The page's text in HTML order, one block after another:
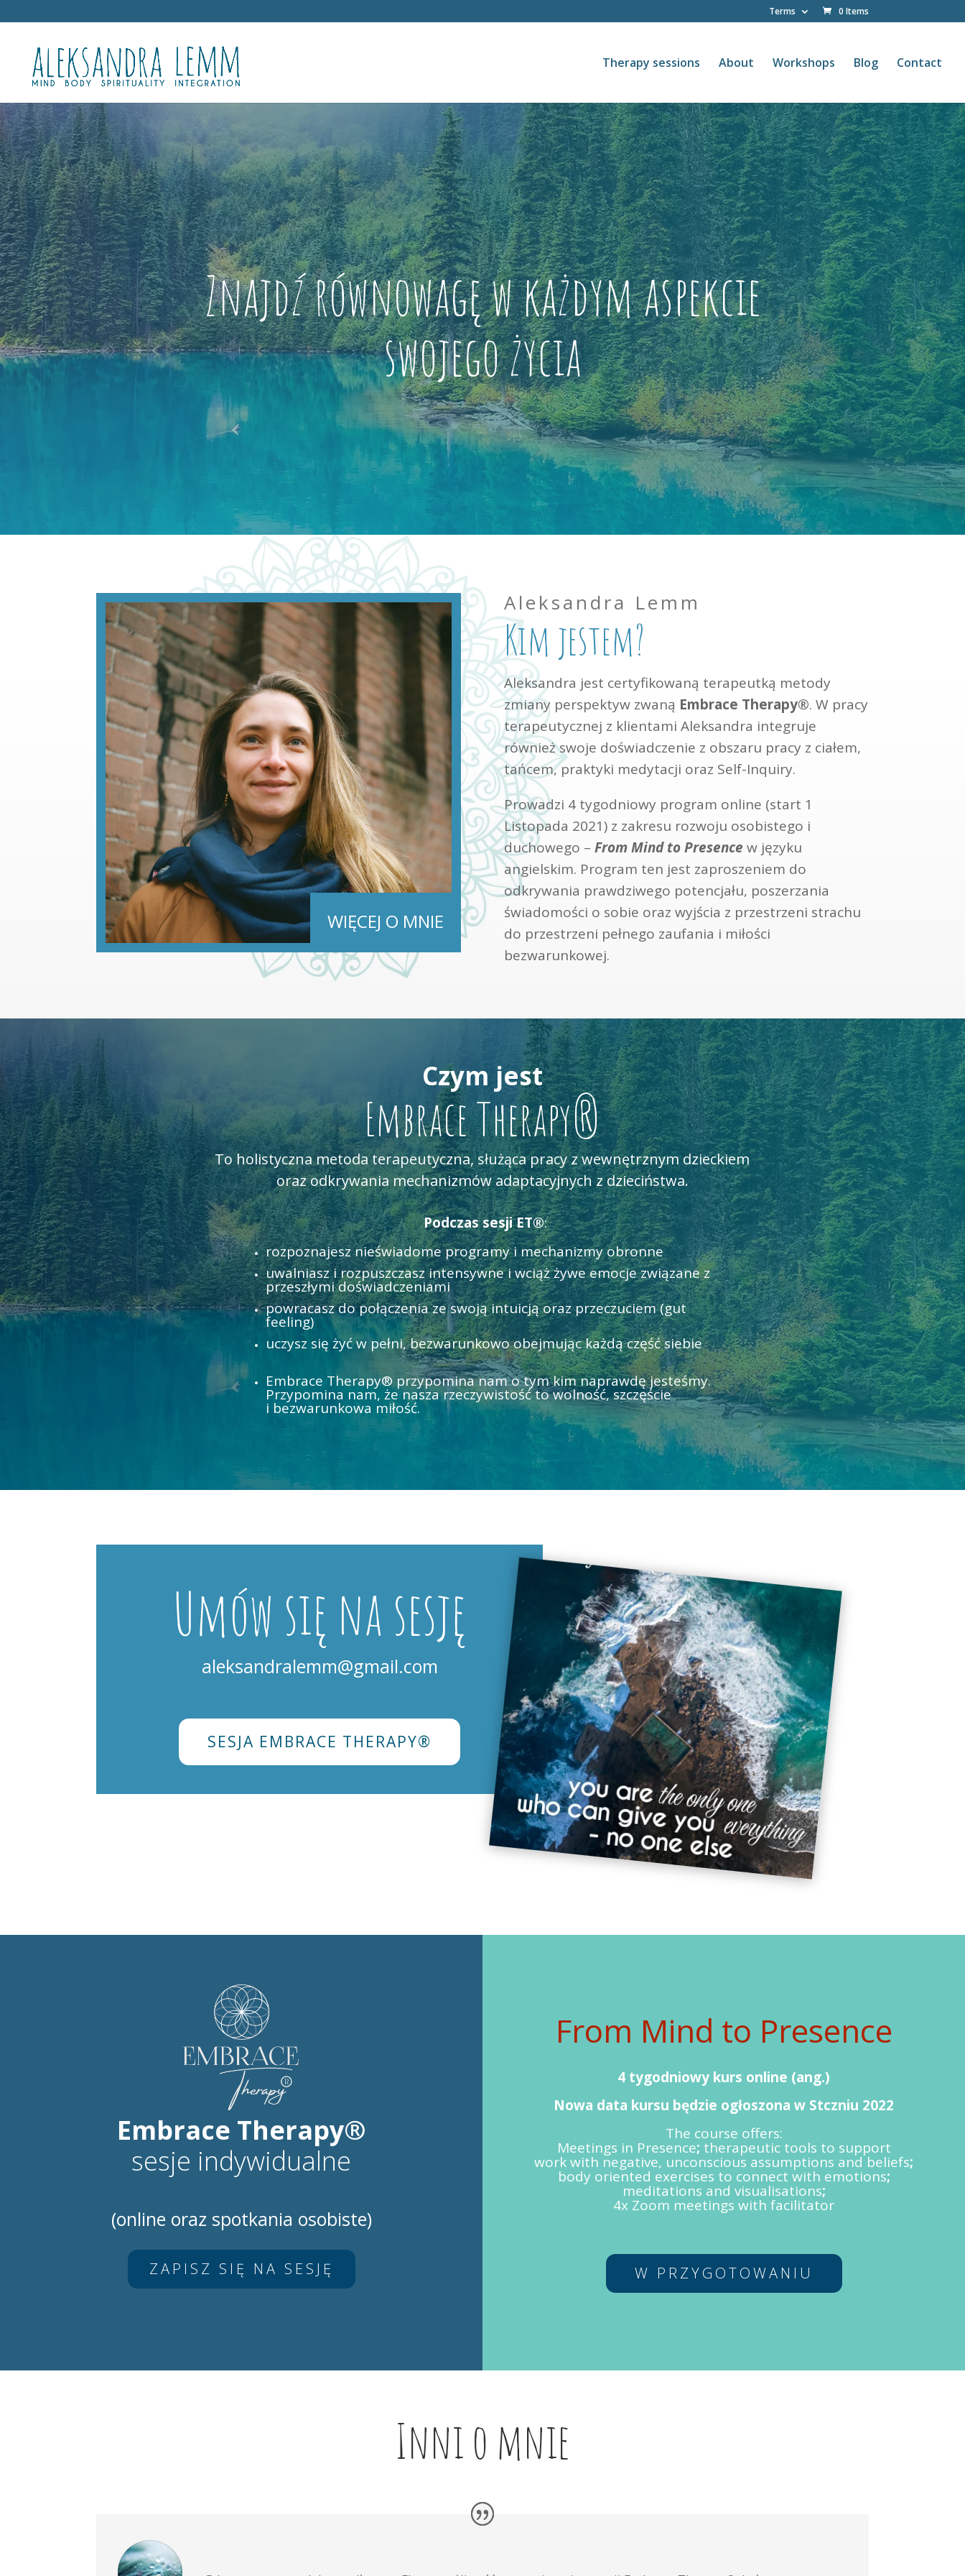
Terms 0 Items
Therapy sessions About Workshops Blog Contact
Znajdź równowagęw każdym aspekcie
swojego życia
WIĘCEJ O MNIE
Aleksandra Lemm
Kim jestem?
Aleksandra jest certyfikowaną terapeutką metody
zmiany perspektyw zwaną Embrace Therapy®. W pracy
terapeutycznej z klientami Aleksandra integruje
również swoje doświadczenie z obszaru pracy z ciałem,
tańcem, praktyki medytacji oraz Self-Inquiry.
Prowadzi 4 tygodniowy program online (start 1
Listopada 2021) z zakresu rozwoju osobistego i
duchowego – From Mind to Presence w języku
angielskim. Program ten jest zaproszeniem do
odkrywania prawdziwego potencjału, poszerzania
świadomości o sobie oraz wyjścia z przestrzeni strachu
do przestrzeni pełnego zaufania i miłości
bezwarunkowej.
Czym jest
Embrace Therapy®
To holistyczna metoda terapeutyczna, służąca pracy z wewnętrznym dzieckiem
oraz odkrywania mechanizmów adaptacyjnych z dzieciństwa.
Podczas sesjiET®:
rozpoznajesz nieświadome programy i mechanizmy obronne
uwalniasz i rozpuszczasz intensywne i wciąż żywe emocje związane z
przeszłymidoświadczeniami
powracasz do połączenia ze swoją intuicją oraz przeczuciem (gut
feeling)
uczysz się żyć w pełni, bezwarunkowo obejmując każdą część siebie
Embrace Therapy® przypomina nam o tym kim naprawdę jesteśmy.
Przypomina nam,żenasza rzeczywistość to wolność, szczęście
i bezwarunkowa miłość.
Umów się na sesję
aleksandralemm@gmail.com
SESJA EMBRACE THERAPY®
Embrace Therapy®
sesje indywidualne
(online oraz spotkania osobiste)
ZAPISZ SIĘ NA SESJĘ
From Mind to Presence
4 tygodniowy kurs online (ang.)
Nowa data kursu będzie ogłoszona w Stczniu 2022
The course offers:
Meetings in Presence; therapeutic tools to support
work with negative, unconscious assumptions and beliefs;
body oriented exercises to connect with emotions;
meditations and visualisations;
4x Zoom meetings with facilitator
W PRZYGOTOWANIU
Inni o mnie